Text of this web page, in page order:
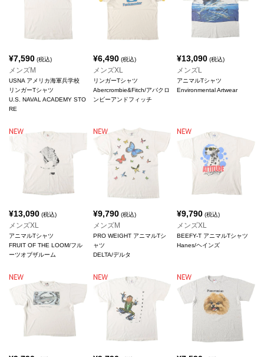
¥7,590 (税込)
メンズM
USNA アメリカ海軍兵学校
リンガーTシャツ
U.S. NAVAL ACADEMY STO
RE
¥6,490(税込)
メンズXL
リンガーTシャツ
Abercrombie&Fitch/アバクロ
ンビーアンドフィッチ
¥13,090 (税込)
メンズL
アニマルTシャツ
Environmental Artwear
¥13,090 (税込)
メンズXL
アニマルTシャツ
FRUIT OF THE LOOM/フル
ーツオブザルーム
¥9,790(税込)
メンズM
PRO WEIGHT アニマルTシ
ャツ
DELTA/デルタ
¥9,790 (税込)
メンズXL
BEEFY-T アニマルTシャツ
Hanes/ヘインズ